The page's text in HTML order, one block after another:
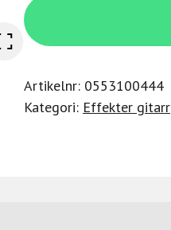
TBM1
Tom
Power
50
Artikelnr: 0553100444
Kategori: Effekter gitarr